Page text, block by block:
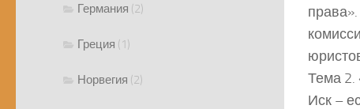
Тема 2.
Иск –
Германия (2)
Греция (1)
Норвегия (2)